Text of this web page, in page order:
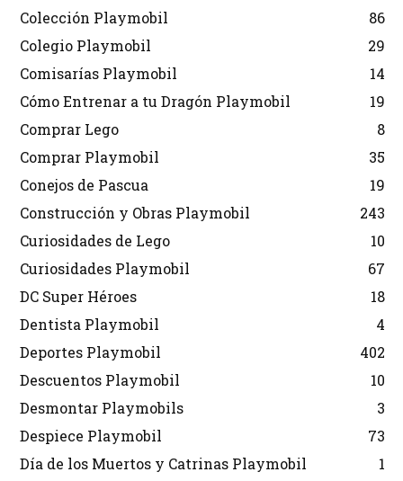
Colección Playmobil
86
Colegio Playmobil
29
Comisarías Playmobil
14
Cómo Entrenar a tu Dragón Playmobil
19
Comprar Lego
8
Comprar Playmobil
35
Conejos de Pascua
19
Construcción y Obras Playmobil
243
Curiosidades de Lego
10
Curiosidades Playmobil
67
DC Super Héroes
18
Dentista Playmobil
4
Deportes Playmobil
402
Descuentos Playmobil
10
Desmontar Playmobils
3
Despiece Playmobil
73
Día de los Muertos y Catrinas Playmobil
1